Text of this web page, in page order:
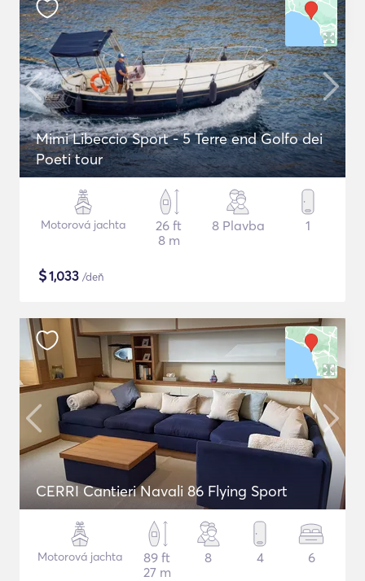
Mimi Libeccio Sport - 5 Terre end Golfo dei
Poeti tour
Motorová jachta
26 ft
8 m
8 Plavba 1
$1,033 /deň
CERRI Cantieri Navali 86 Flying Sport
Motorová jachta
89 ft
27 m
8 4 6